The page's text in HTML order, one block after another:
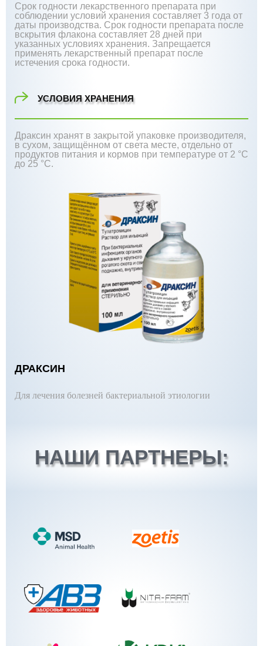
ДРАКСИН
Для лечения болезней бактериальной этиологии
Срок годности лекарственного препарата при
соблюдении условий хранения составляет 3 года от
даты производства. Срок годности препарата после
вскрытия флакона составляет 28 дней при
указанных условиях хранения. Запрещается
применять лекарственный препарат после
истечения срока годности.
УСЛОВИЯ ХРАНЕНИЯ
Драксин хранят в закрытой упаковке производителя,
в сухом, защищённом от света месте, отдельно от
продуктов питания и кормов при температуре от 2 °С
до 25 °С.
НАШИ ПАРТНЕРЫ: